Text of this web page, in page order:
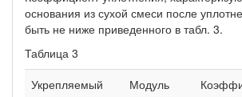
основания из сухой смеси после
быть не ниже приведенного в табл. 3.
Таблица 3
Укрепляемый
Модуль